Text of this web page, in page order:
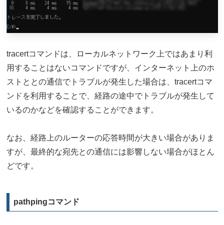
tracertコマンドは、ローカルネットワーク上ではあまり利
用することはないコマンドですが、インターネット上のホ
ストととの通信でトラブルが発生した場合は、tracertコマ
ンドを利用することで、経路の途中でトラブルが発生して
いるのかなどを確認することができます。
なお、経路上のルーターの応答時間が大きい場合がありま
すが、最終的な宛先との通信には影響しない場合がほとん
どです。
pathpingコマンド